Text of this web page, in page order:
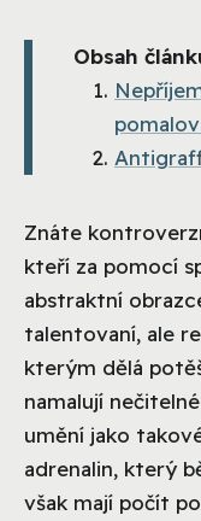
Obsah
Znáte
kteří za pomocí
abstraktní
talentovaní, ale
kterým dělá
namalují
umění jako
adrenalin, který
však mají počít